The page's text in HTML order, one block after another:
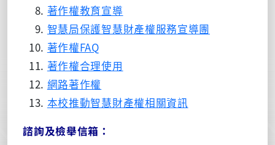
著作權教育宣導
智慧局保護智慧財產權服務宣導團
著作權FAQ
著作權合理使用
網路著作權
本校推動智慧財產權相關資訊
諮詢及檢舉信箱：